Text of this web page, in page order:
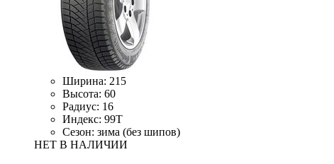
Ширина: 215
Высота: 60
Радиус: 16
Индекс: 99T
Сезон: зима (без шипов)
НЕТ В НАЛИЧИИ